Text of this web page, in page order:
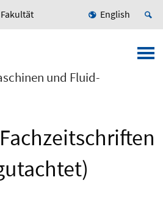
Fakultät English
und Fluid-